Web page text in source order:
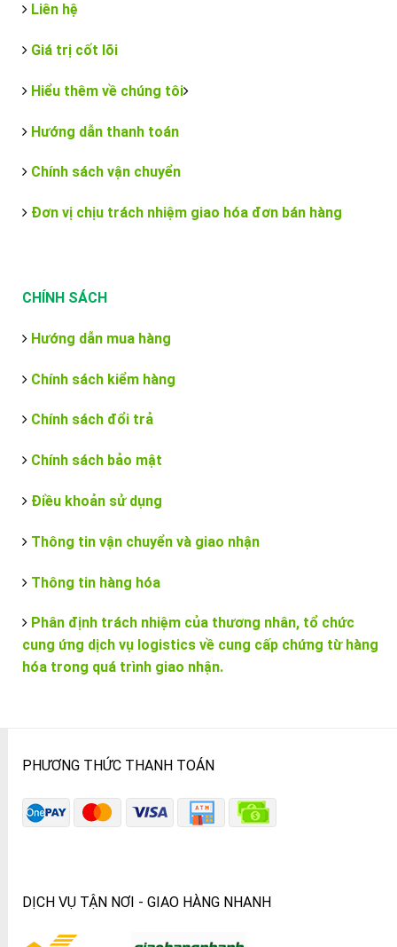
Liên hệ
Giá trị cốt lõi
Hiểu thêm về chúng tôi
Hướng dẫn thanh toán
Chính sách vận chuyển
Đơn vị chịu trách nhiệm giao hóa đơn bán hàng
CHÍNH SÁCH
Hướng dẫn mua hàng
Chính sách kiểm hàng
Chính sách đổi trả
Chính sách bảo mật
Điều khoản sử dụng
Thông tin vận chuyển và giao nhận
Thông tin hàng hóa
Phân định trách nhiệm của thương nhân, tổ chức
cung ứng dịch vụ logistics về cung cấp chứng từ hàng
hóa trong quá trình giao nhận.
PHƯƠNG THỨC THANH TOÁN
DỊCH VỤ TẬN NƠI - GIAO HÀNG NHANH